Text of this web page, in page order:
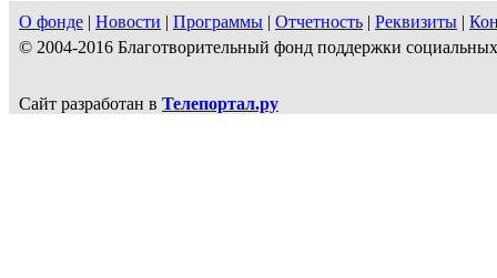
О фонде | Новости | Программы | Отчетность | Реквизиты |
© 2004-2016 Благотворительный фонд поддержки
Сайт разработан в Телепортал.ру